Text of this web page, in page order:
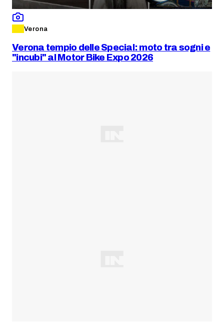
Verona
Verona tempio delle Special: moto tra sogni e
"incubi" al Motor Bike Expo 2026